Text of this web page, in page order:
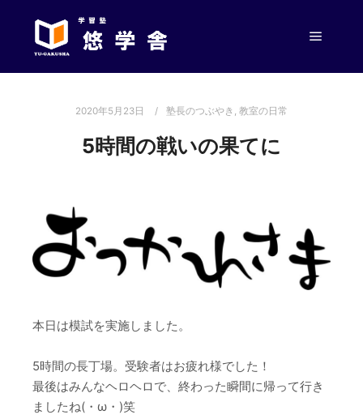
2020年5月23日 塾長のつぶやき , 教室の日常
5時間の戦いの果てに
本日は模試を実施しました。
5時間の長丁場。受験者はお疲れ様でした！
最後はみんなヘロヘロで、終わった瞬間に帰って行き
ましたね(・ω・)笑